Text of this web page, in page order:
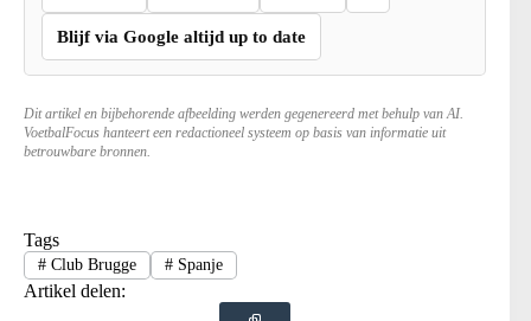
Blijf via Google altijd up to date
Dit artikel en bijbehorende afbeelding werden gegenereerd met behulp van AI.
VoetbalFocus hanteert een redactioneel systeem op basis van informatie uit
betrouwbare bronnen.
Tags
#Club Brugge #Spanje
Artikel delen: